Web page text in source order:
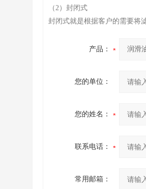
（2）封闭式
封闭式就是根据客户的需要将
产品：
您的单位：
您的姓名：
联系电话：
常用邮箱：